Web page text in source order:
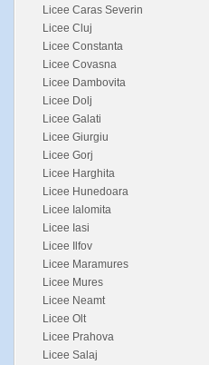
Licee Caras Severin
Licee Cluj
Licee Constanta
Licee Covasna
Licee Dambovita
Licee Dolj
Licee Galati
Licee Giurgiu
Licee Gorj
Licee Harghita
Licee Hunedoara
Licee Ialomita
Licee Iasi
Licee Ilfov
Licee Maramures
Licee Mures
Licee Neamt
Licee Olt
Licee Prahova
Licee Salaj